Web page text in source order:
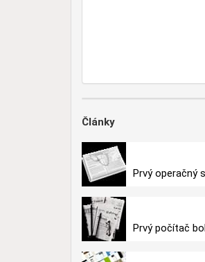
Články
Prvý operačný
Prvý počítač